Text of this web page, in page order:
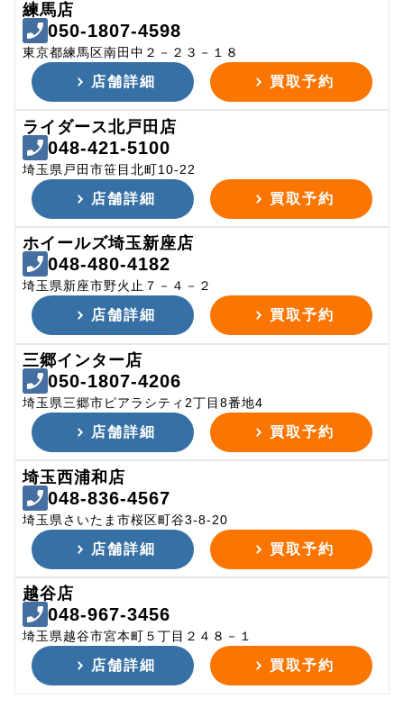
練馬店
050-1807-4598
東京都練馬区南田中２－２３－１８
店舗詳細 買取予約
ライダース北戸田店
048-421-5100
埼玉県戸田市笹目北町10-22
店舗詳細 買取予約
ホイールズ埼玉新座店
048-480-4182
埼玉県新座市野火止７－４－２
店舗詳細 買取予約
三郷インター店
050-1807-4206
埼玉県三郷市ピアラシティ2丁目8番地4
店舗詳細 買取予約
埼玉西浦和店
048-836-4567
埼玉県さいたま市桜区町谷3-8-20
店舗詳細 買取予約
越谷店
048-967-3456
埼玉県越谷市宮本町５丁目２４８－１
店舗詳細 買取予約